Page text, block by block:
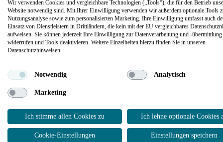
Kompetenzzentrum Kritische Infrastrukturen e. V.
EUREF-Campus 1–2
10829 Berlin
Verein KKI e. V.
Wir verwenden Cookies und vergleichbare Technologien („Tools“), die für den Betrieb
Website notwendig sind. Mit Ihrer Einwilligung verwenden wir außerdem optionale Tools
Nutzungsanalyse sowie zum personalisierten Marketing. Ihre Einwilligung umfasst auch
Einsatz von Dienstleistern in Drittländern, die kein mit der EU vergleichbares
aufweisen. Sie können jederzeit Ihre Einwilligung zur Datenverarbeitung und -übermittlung
widerrufen und Tools deaktivieren. Weitere Einzelheiten hierzu finden Sie in unseren
Datenschutzhinweisen.
Notwendig Analytisch
Marketing
Ich stimme allen Cookies zu Ich lehne optionale Cookies
Cookie-Einstellungen Einstellungen speichern